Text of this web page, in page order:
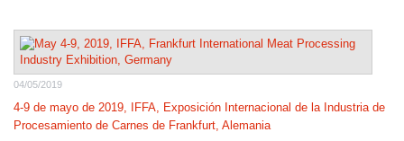
04/05/2019
4-9 de mayo de 2019, IFFA, Exposición Internacional de la Industria de
Procesamiento de Carnes de Frankfurt, Alemania